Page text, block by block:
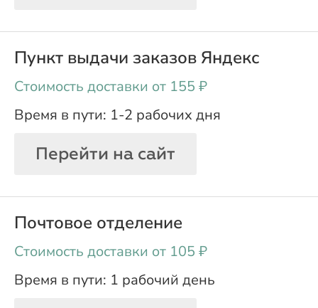
Пункт выдачи заказов Яндекс
oт 155 ₽
1-2 рабочих дня
Перейти на сайт
Почтовое отделение
oт 105 ₽
1 рабочий день